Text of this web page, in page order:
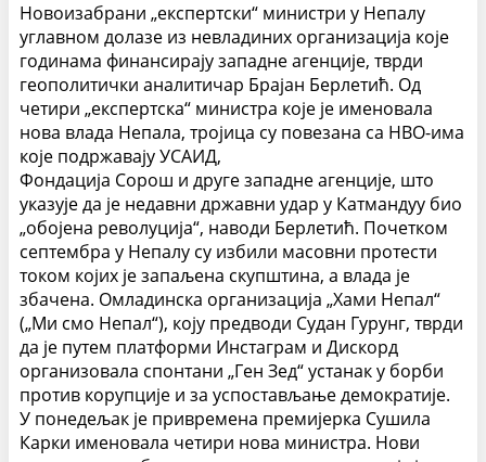
Новоизабрани „експертски“ министри у Непалу
углавном долазе из невладиних организација које
годинама финансирају западне агенције, тврди
геополитички аналитичар Брајан Берлетић. Од
четири „експертска“ министра које је именовала
нова влада Непала, тројица су повезана са НВО-има
које подржавају УСАИД,
Фондација Сорош и друге западне агенције, што
указује да је недавни државни удар у Катмандуу био
„обојена револуција“, наводи Берлетић. Почетком
септембра у Непалу су избили масовни протести
током којих је запаљена скупштина, а влада је
збачена. Омладинска организација „Хами Непал“
(„Ми смо Непал“), коју предводи Судан Гурунг, тврди
да је путем платформи Инстаграм и Дискорд
организовала спонтани „Ген Зед“ устанак у борби
против корупције и за успостављање демократије.
У понедељак је привремена премијерка Сушила
Карки именовала четири нова министра. Нови